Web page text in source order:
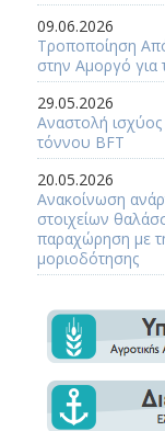
09.06.2026
Τροποποίηση
στην Αμοργό για
29.05.2026
Αναστολή
τόννου BFT
20.05.2026
Ανακοίνωση
στοιχείων
παραχώρηση με
μοριοδότησης